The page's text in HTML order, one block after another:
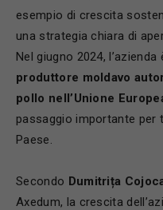
esempio di crescita
una strategia chiara di
Nel giugno 2024, l’azienda
produttore moldavo
pollo nell’Unione
passaggio importante
Paese.
Secondo Dumitrița
Axedum, la crescita